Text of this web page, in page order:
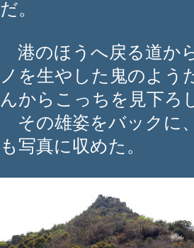
だ。
港のほうへ戻る道か
ノを生やした鬼のよう
んからこっちを見下ろ
その雄姿をバックに
も写真に収めた。